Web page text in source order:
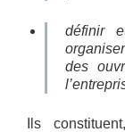
définir
des
Ils